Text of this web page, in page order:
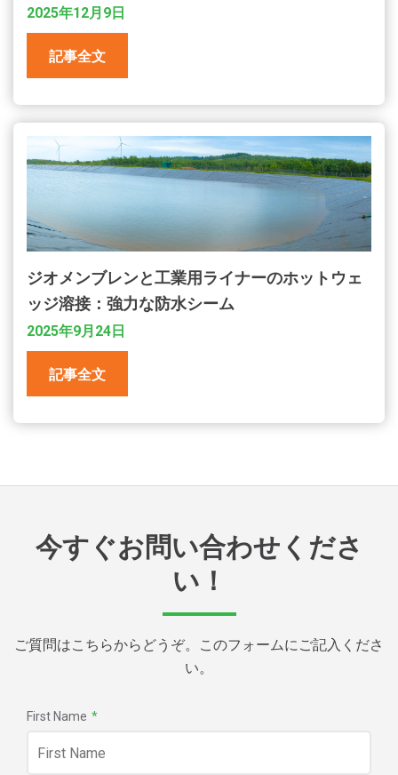
2025年12月9日
記事全文
ジオメンブレンと工業用ライナーのホットウェ
ッジ溶接：強力な防水シーム
2025年9月24日
記事全文
今すぐお問い合わせくださ
い！
ご質問はこちらからどうぞ。このフォームにご記入くださ
い。
First Name *